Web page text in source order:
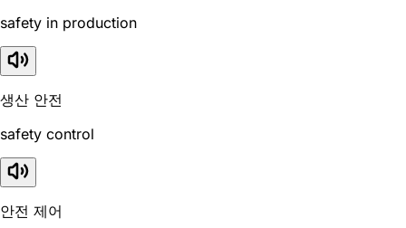
safety in production
생산 안전
safety control
안전 제어